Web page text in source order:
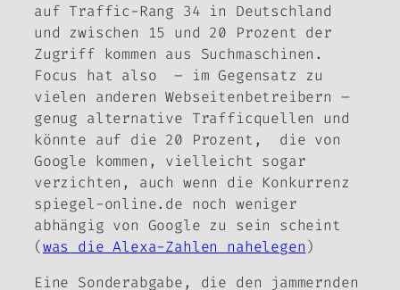
auf Traffic-Rang 34 in Deutschland
und zwischen 15 und 20 Prozent der
Zugriff kommen aus Suchmaschinen.
Focus hat also – im Gegensatz zu
vielen anderen Webseitenbetreibern –
genug alternative Trafficquellen und
könnte auf die 20 Prozent, die von
Google kommen, vielleicht sogar
verzichten, auch wenn die Konkurrenz
spiegel-online.de noch weniger
abhängig von Google zu sein scheint
(was die Alexa-Zahlen nahelegen)
Eine Sonderabgabe, die den jammernden